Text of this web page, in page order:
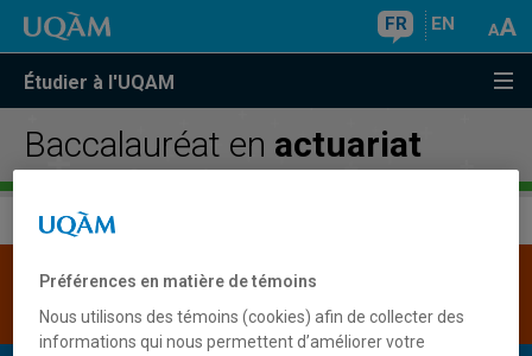
FR EN
Étudier à l'UQAM
Baccalauréat en actuariat
Une version plus récente de ce programme est
disponible. Cliquez ici pour la consulter
Préférences en matière de témoins
Nous utilisons des témoins (cookies) afin de collecter des
informations qui nous permettent d’améliorer votre